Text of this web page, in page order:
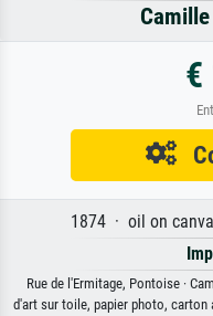
€
1874 · oil on
Rue de l'Ermitage, Pontoise ·
d'art sur toile, papier photo, carton